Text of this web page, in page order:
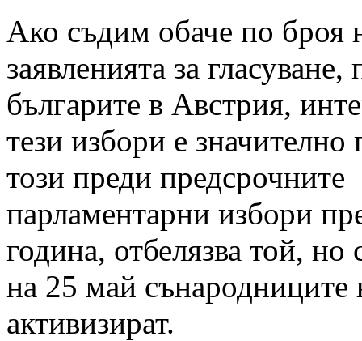
Ако съдим обаче по броя
заявленията за
българите в Австрия,
тези избори е
този преди предсрочните
парламентарни избори
година, отбелязва той, но
на 25 май сънародниците
активизират.